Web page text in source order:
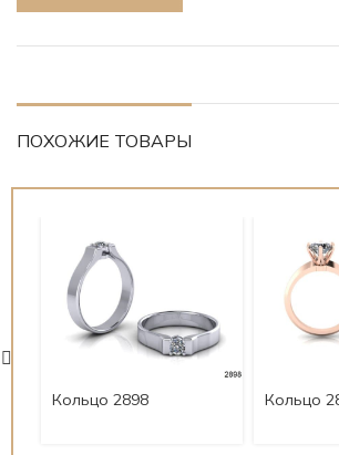
ПОХОЖИЕ ТОВАРЫ
Кольцо 2898 Кольцо